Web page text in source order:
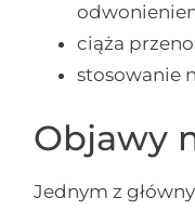
ciąża
stosowanie
Objawy
Jednym z